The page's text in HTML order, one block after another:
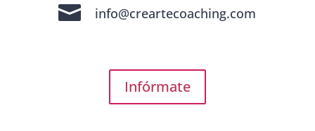
 info@creartecoaching.com
Infórmate